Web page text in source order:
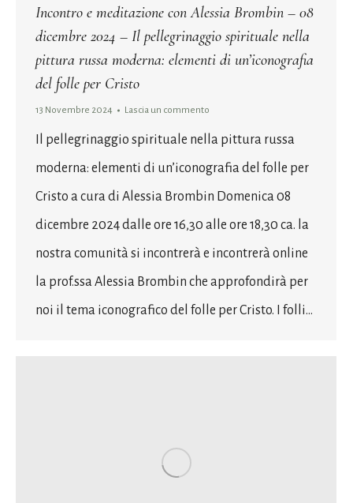
Incontro e meditazione con Alessia Brombin – 08
dicembre 2024 – Il pellegrinaggio spirituale nella
pittura russa moderna: elementi di un’iconografia
del folle per Cristo
13 Novembre 2024 Lascia un commento
Il pellegrinaggio spirituale nella pittura russa
moderna: elementi di un’iconografia del folle per
Cristo a cura di Alessia Brombin Domenica 08
dicembre 2024 dalle ore 16,30 alle ore 18,30 ca. la
nostra comunità si incontrerà e incontrerà online
la prof.ssa Alessia Brombin che approfondirà per
noi il tema iconografico del folle per Cristo. I folli…